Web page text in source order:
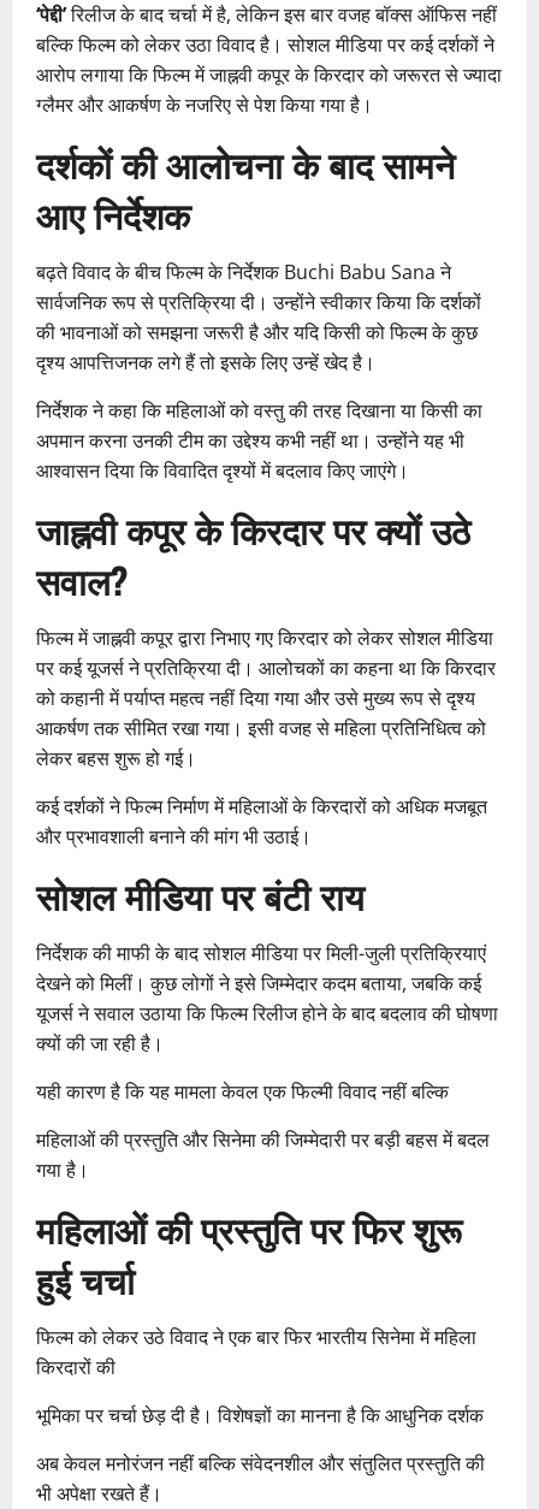
‘पेद्दी’रिलीज के बाद चर्चा में है, लेकिन इस बार वजह बॉक्स ऑफिस नहीं
बल्कि फिल्म को लेकर उठा विवाद है। सोशल मीडिया पर कई दर्शकों ने
आरोप लगाया कि फिल्म में जाह्नवी कपूर के किरदार को जरूरत से ज्यादा
ग्लैमर और आकर्षण के नजरिए से पेश किया गया है।
दर्शकों की आलोचना के बाद सामने
आए निर्देशक
बढ़ते विवाद के बीच फिल्म के निर्देशक Buchi Babu Sana ने
सार्वजनिक रूप से प्रतिक्रिया दी। उन्होंने स्वीकार किया कि दर्शकों
की भावनाओं को समझना जरूरी है और यदि किसी को फिल्म के कुछ
दृश्य आपत्तिजनक लगे हैं तो इसके लिए उन्हें खेद है।
निर्देशक ने कहा कि महिलाओं को वस्तु की तरह दिखाना या किसी का
अपमान करना उनकी टीम का उद्देश्य कभी नहीं था। उन्होंने यह भी
आश्वासन दिया कि विवादित दृश्यों में बदलाव किए जाएंगे।
जाह्नवी कपूर के किरदार पर क्यों उठे
सवाल?
फिल्म में जाह्नवी कपूर द्वारा निभाए गए किरदार को लेकर सोशल मीडिया
पर कई यूजर्स ने प्रतिक्रिया दी। आलोचकों का कहना था कि किरदार
को कहानी में पर्याप्त महत्व नहीं दिया गया और उसे मुख्य रूप से दृश्य
आकर्षण तक सीमित रखा गया। इसी वजह से महिला प्रतिनिधित्व को
लेकर बहस शुरू हो गई।
कई दर्शकों ने फिल्म निर्माण में महिलाओं के किरदारों को अधिक मजबूत
और प्रभावशाली बनाने की मांग भी उठाई।
सोशल मीडिया पर बंटी राय
निर्देशक की माफी के बाद सोशल मीडिया पर मिली-जुली प्रतिक्रियाएं
देखने को मिलीं। कुछ लोगों ने इसे जिम्मेदार कदम बताया, जबकि कई
यूजर्स ने सवाल उठाया कि फिल्म रिलीज होने के बाद बदलाव की घोषणा
क्यों की जा रही है।
यही कारण है कि यह मामला केवल एक फिल्मी विवाद नहीं बल्कि
महिलाओं की प्रस्तुति और सिनेमा की जिम्मेदारी पर बड़ी बहस में बदल
गया है।
महिलाओं की प्रस्तुति पर फिर शुरू
हुई चर्चा
फिल्म को लेकर उठे विवाद ने एक बार फिर भारतीय सिनेमा में महिला
किरदारों की
भूमिका पर चर्चा छेड़ दी है। विशेषज्ञों का मानना है कि आधुनिक दर्शक
अब केवल मनोरंजन नहीं बल्कि संवेदनशील और संतुलित प्रस्तुति की
भी अपेक्षा रखते हैं।